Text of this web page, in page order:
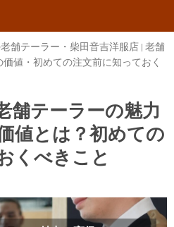
舗テーラー・柴田音吉洋服店 | 老舗
値・初めての注文前に知っておく
舗テーラーの魅力
値とは？初めての
くべきこと